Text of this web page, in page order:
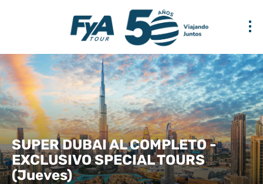
SUPER DUBAI AL COMPLETO -
EXCLUSIVO SPECIAL TOURS
(Jueves)